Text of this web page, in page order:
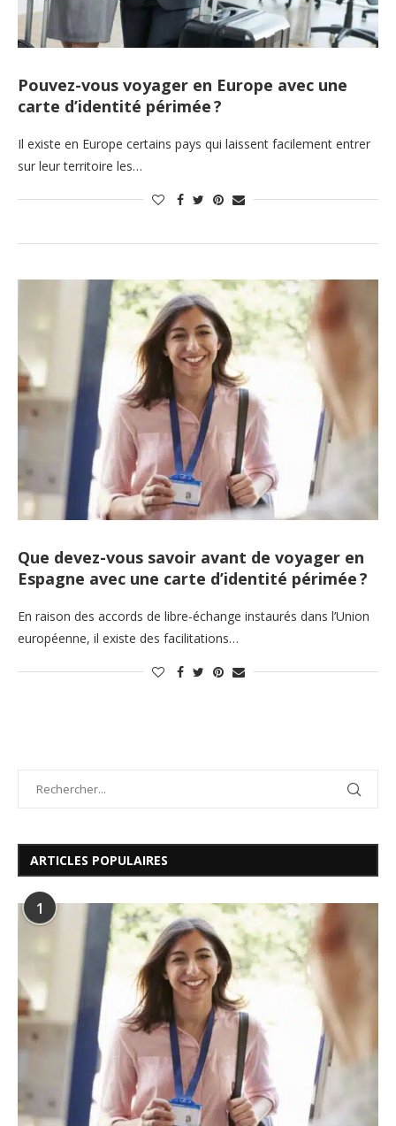
Pouvez-vous voyager en Europe avec une
carte d’identité périmée ?
Il existe en Europe certains pays qui laissent facilement entrer
sur leur territoire les…
Que devez-vous savoir avant de voyager en
Espagne avec une carte d’identité périmée ?
En raison des accords de libre-échange instaurés dans l’Union
européenne, il existe des facilitations…
ARTICLES POPULAIRES
1